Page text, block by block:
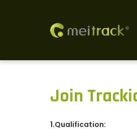
S
i
n
S
i
c
Join
1.Qualification: